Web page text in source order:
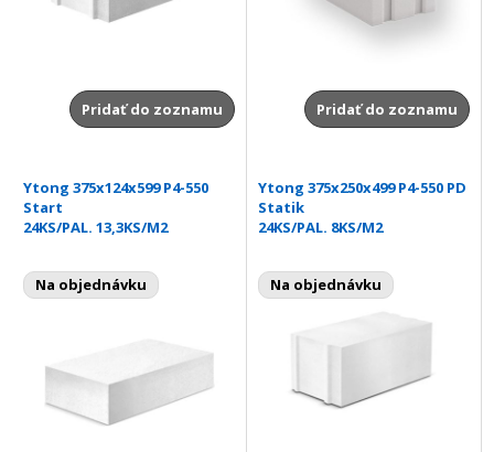
Pridať do zoznamu Pridať do zoznamu
Ytong 375x124x599 P4-550
Start
24KS/PAL. 13,3KS/M2
Na objednávku
Ytong 375x250x499 P4-550 PD
Statik
24KS/PAL. 8KS/M2
Na objednávku